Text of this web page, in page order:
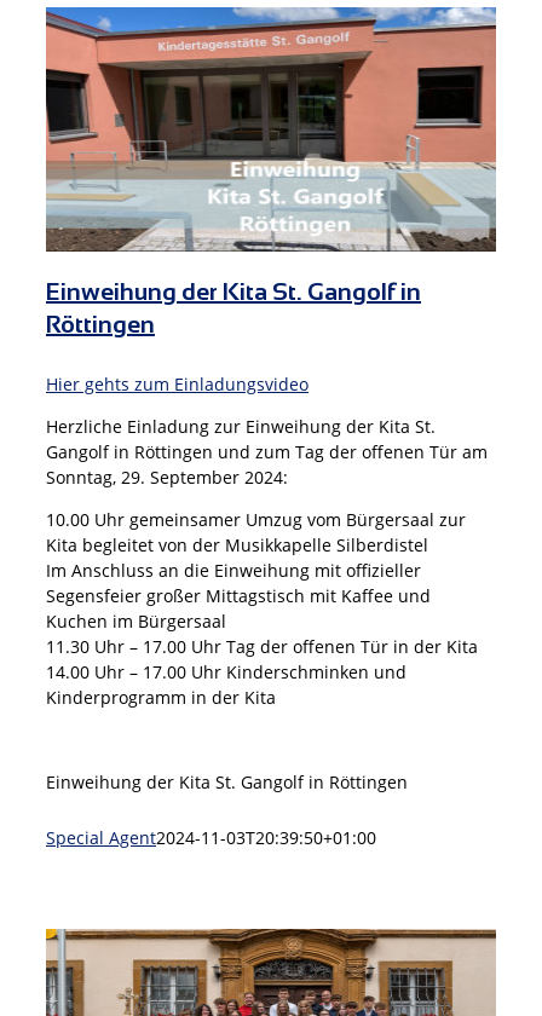
Einweihung der Kita St. Gangolf in
Röttingen
Hier gehts zum Einladungsvideo
Herzliche Einladung zur Einweihung der Kita St.
Gangolf in Röttingen und zum Tag der offenen Tür am
Sonntag, 29. September 2024:
10.00 Uhr gemeinsamer Umzug vom Bürgersaal zur
Kita begleitet von der Musikkapelle Silberdistel
Im Anschluss an die Einweihung mit offizieller
Segensfeier großer Mittagstisch mit Kaffee und
Kuchen im Bürgersaal
11.30 Uhr – 17.00 Uhr Tag der offenen Tür in der Kita
14.00 Uhr – 17.00 Uhr Kinderschminken und
Kinderprogramm in der Kita
Einweihung der Kita St. Gangolf in Röttingen
Special Agent2024-11-03T20:39:50+01:00